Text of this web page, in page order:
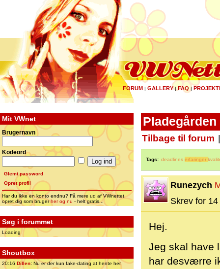
FORUM | GALLERY|FAQ |
Mit VWnet
Brugernavn
Kodeord
Glemt password
Opret profil
Har du ikke en konto endnu? Få mere ud af VWnettet,
opret dig som brugerher og nu - helt gratis...
Søg i forummet
Loading
Shoutbox
20:16 Dillen: Nu er der kun fake-dating at hente her.
Tilbage til forum
Tags: deadlines erfaringer
Runezych
Skrev for
Hej.
Jeg skal have
har desværre